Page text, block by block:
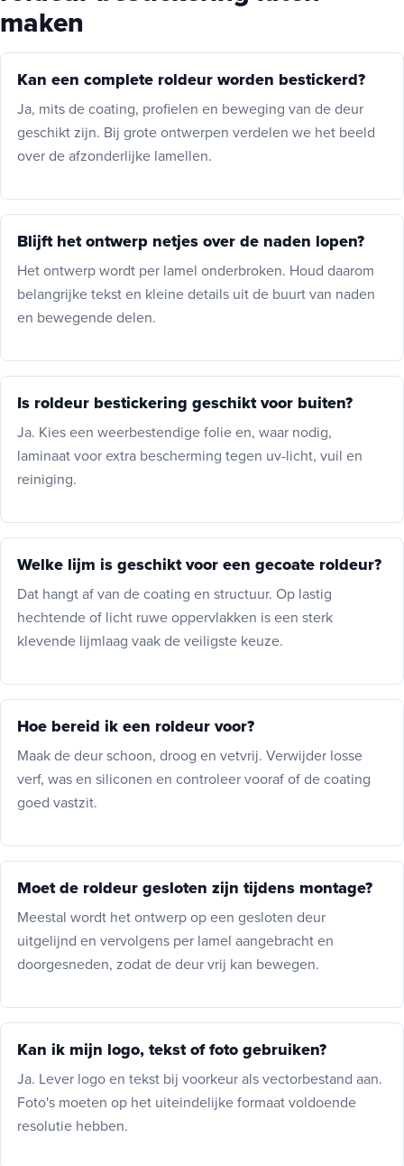
maken
Kan een complete roldeur worden bestickerd?
Ja, mits de coating, profielen en beweging van de deur
geschikt zijn. Bij grote ontwerpen verdelen we het beeld
over de afzonderlijke lamellen.
Blijft het ontwerp netjes over de naden lopen?
Het ontwerp wordt per lamel onderbroken. Houd daarom
belangrijke tekst en kleine details uit de buurt van naden
en bewegende delen.
Is roldeur bestickering geschikt voor buiten?
Ja. Kies een weerbestendige folie en, waar nodig,
laminaat voor extra bescherming tegen uv-licht, vuil en
reiniging.
Welke lijm is geschikt voor een gecoate roldeur?
Dat hangt af van de coating en structuur. Op lastig
hechtende of licht ruwe oppervlakken is een sterk
klevende lijmlaag vaak de veiligste keuze.
Hoe bereid ik een roldeur voor?
Maak de deur schoon, droog en vetvrij. Verwijder losse
verf, was en siliconen en controleer vooraf of de coating
goed vastzit.
Moet de roldeur gesloten zijn tijdens montage?
Meestal wordt het ontwerp op een gesloten deur
uitgelijnd en vervolgens per lamel aangebracht en
doorgesneden, zodat de deur vrij kan bewegen.
Kan ik mijn logo, tekst of foto gebruiken?
Ja. Lever logo en tekst bij voorkeur als vectorbestand aan.
Foto's moeten op het uiteindelijke formaat voldoende
resolutie hebben.